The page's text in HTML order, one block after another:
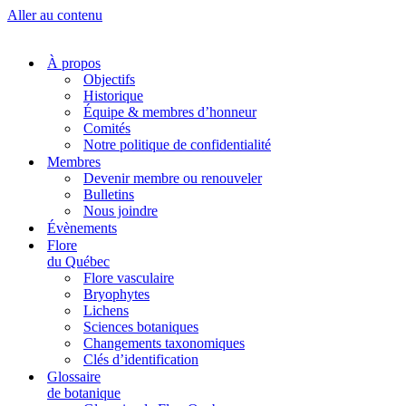
Aller au contenu
À propos
Objectifs
Historique
Équipe & membres d’honneur
Comités
Notre politique de confidentialité
Membres
Devenir membre ou renouveler
Bulletins
Nous joindre
Évènements
Flore
du Québec
Flore vasculaire
Bryophytes
Lichens
Sciences botaniques
Changements taxonomiques
Clés d’identification
Glossaire
de botanique